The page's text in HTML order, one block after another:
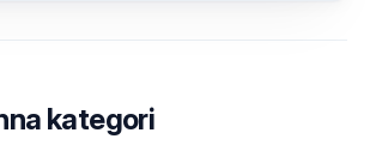
kategori